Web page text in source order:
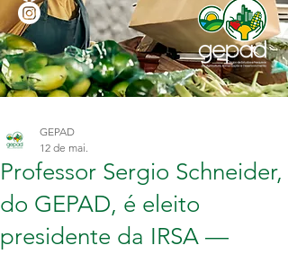
Professor Sergio Schneider,
do GEPAD, é eleito
presidente da IRSA —
GEPAD
12 de mai.